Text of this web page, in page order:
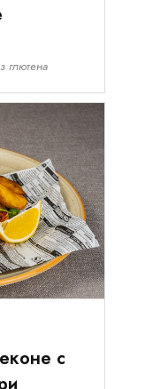
глютена
с